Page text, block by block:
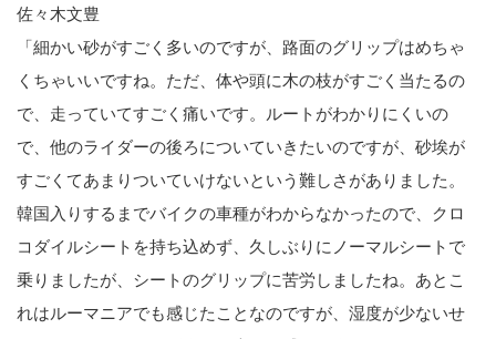
佐々木文豊
「細かい砂がすごく多いのですが、路面のグリップはめちゃ
くちゃいいですね。ただ、体や頭に木の枝がすごく当たるの
で、走っていてすごく痛いです。ルートがわかりにくいの
で、他のライダーの後ろについていきたいのですが、砂埃が
すごくてあまりついていけないという難しさがありました。
韓国入りするまでバイクの車種がわからなかったので、クロ
コダイルシートを持ち込めず、久しぶりにノーマルシートで
乗りましたが、シートのグリップに苦労しましたね。あとこ
れはルーマニアでも感じたことなのですが、湿度が少ないせ